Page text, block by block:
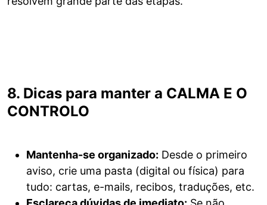
8. Dicas para manter a CALMA E O
CONTROLO
Mantenha-se organizado: Desde o primeiro
aviso, crie uma pasta (digital ou física) para
tudo: cartas, e-mails, recibos, traduções, etc.